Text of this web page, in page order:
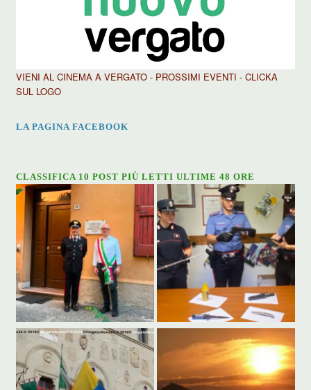
VIENI AL CINEMA A VERGATO - PROSSIMI EVENTI - CLICKA
SUL LOGO
LA PAGINA FACEBOOK
CLASSIFICA 10 POST PIÙ LETTI ULTIME 48 ORE